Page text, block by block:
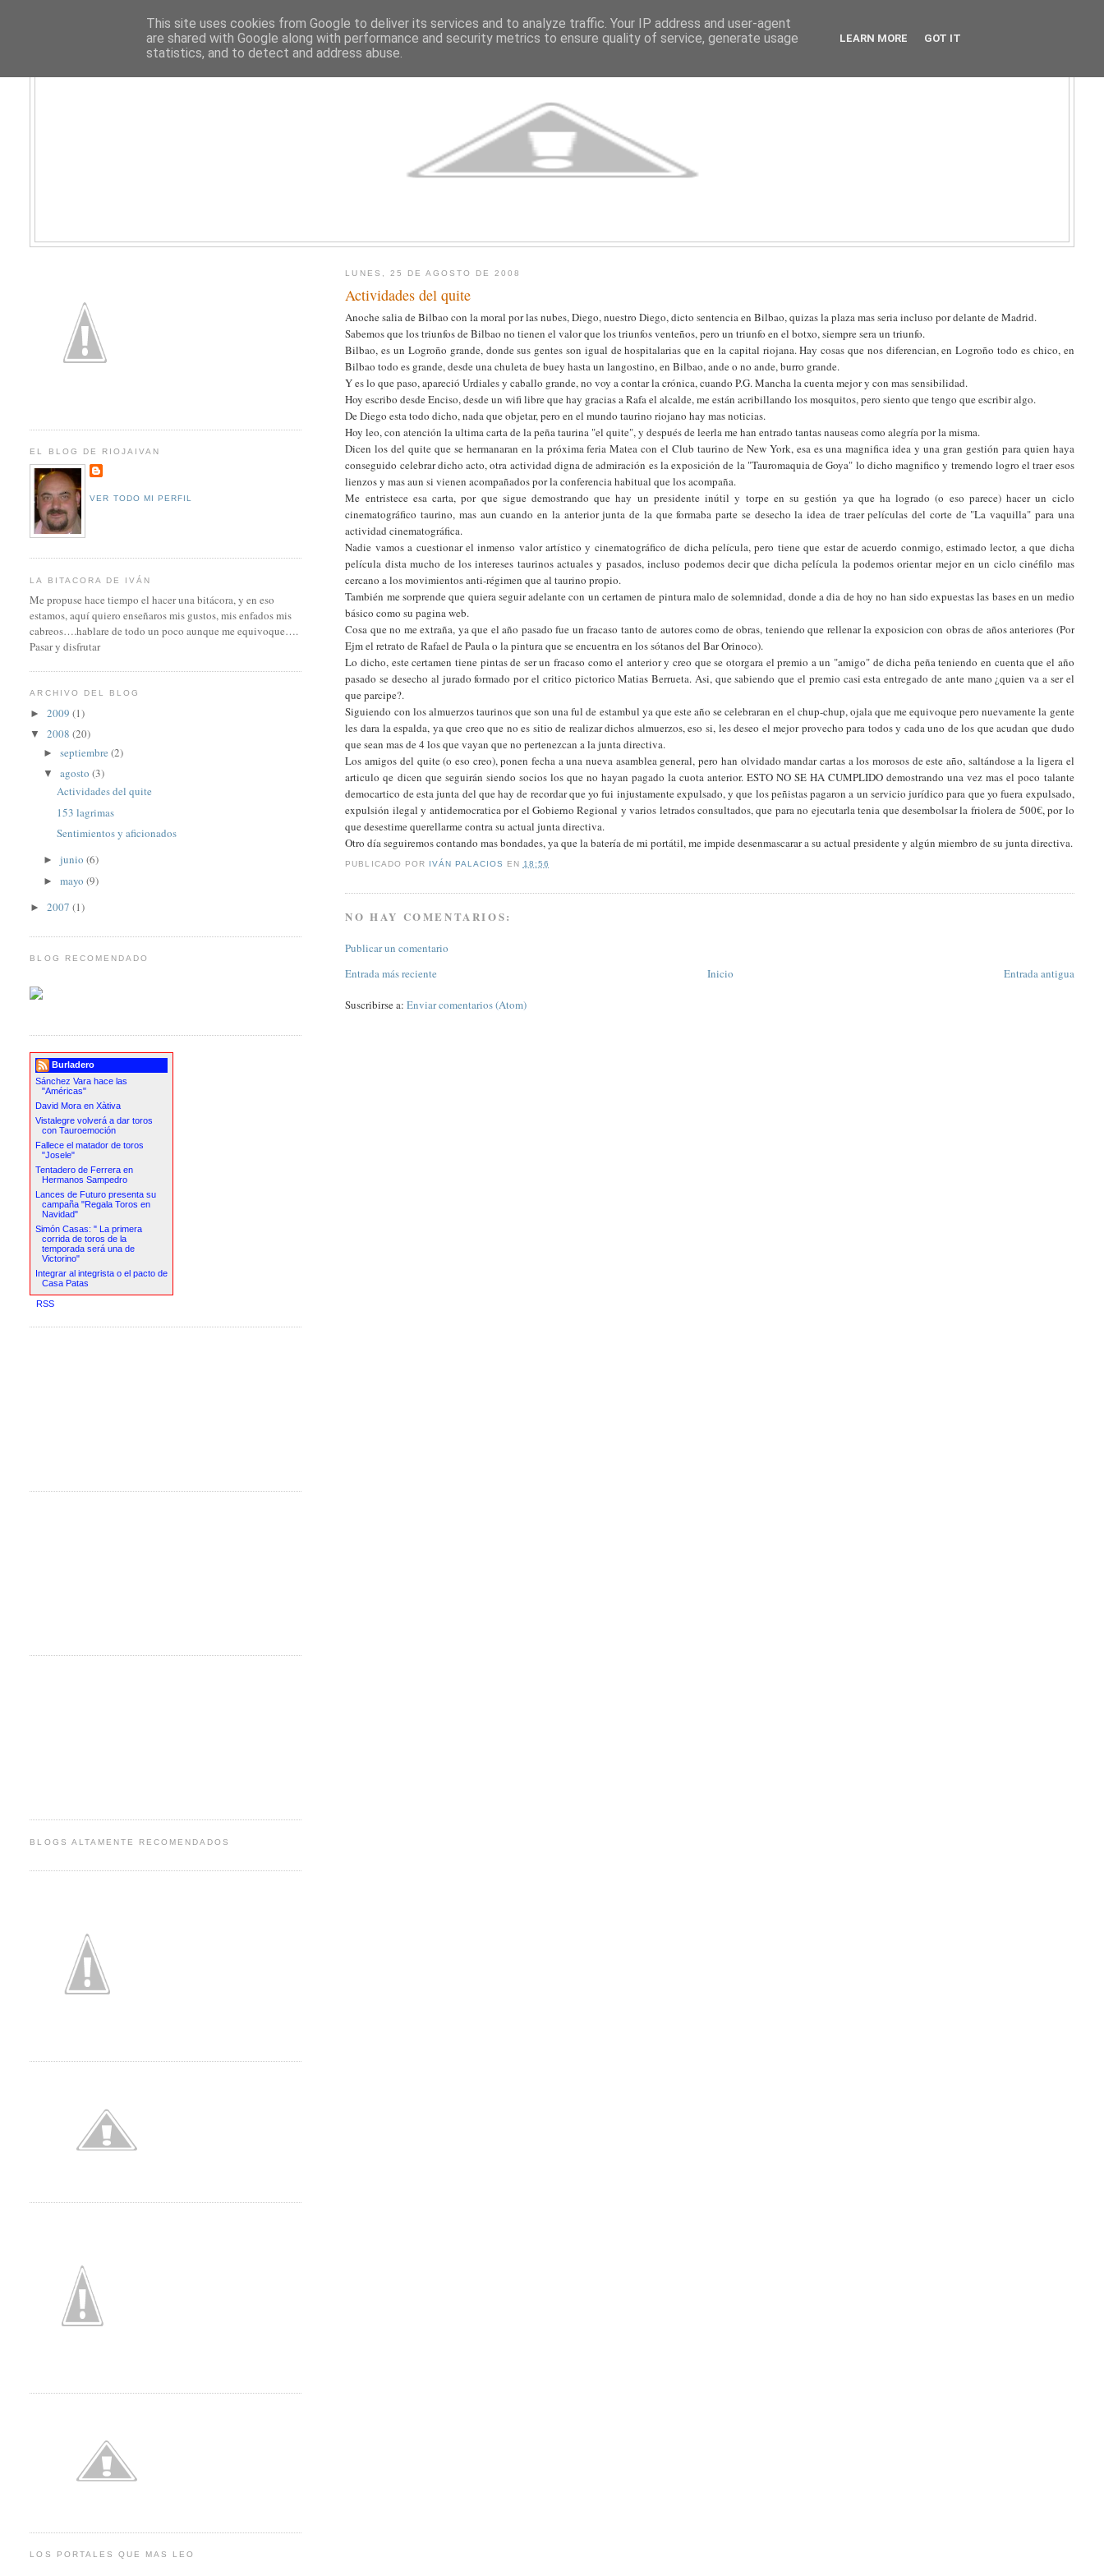
LUNES, 25 DE AGOSTO DE 2008
Actividades del quite
Anoche salia de Bilbao con la moral por las nubes, Diego, nuestro Diego, dicto sentencia en Bilbao, quizas la plaza mas seria incluso por delante de Madrid.
Sabemos que los triunfos de Bilbao no tienen el valor que los triunfos venteños, pero un triunfo en el botxo, siempre sera un triunfo.
Bilbao, es un Logroño grande, donde sus gentes son igual de hospitalarias que en la capital riojana. Hay cosas que nos diferencian, en Logroño todo es chico, en
Bilbao todo es grande, desde una chuleta de buey hasta un langostino, en Bilbao, ande o no ande, burro grande.
Y es lo que paso, apareció Urdiales y caballo grande, no voy a contar la crónica, cuando P.G. Mancha la cuenta mejor y con mas sensibilidad.
Hoy escribo desde Enciso, desde un wifi libre que hay gracias a Rafa el alcalde, me están acribillando los mosquitos, pero siento que tengo que escribir algo.
De Diego esta todo dicho, nada que objetar, pero en el mundo taurino riojano hay mas noticias.
Hoy leo, con atención la ultima carta de la peña taurina "el quite", y después de leerla me han entrado tantas nauseas como alegría por la misma.
Dicen los del quite que se hermanaran en la próxima feria Matea con el Club taurino de New York, esa es una magnifica idea y una gran gestión para quien haya
conseguido celebrar dicho acto, otra actividad digna de admiración es la exposición de la "Tauromaquia de Goya" lo dicho magnifico y tremendo logro el traer esos
lienzos y mas aun si vienen acompañados por la conferencia habitual que los acompaña.
Me entristece esa carta, por que sigue demostrando que hay un presidente inútil y torpe en su gestión ya que ha logrado (o eso parece) hacer un ciclo
cinematográfico taurino, mas aun cuando en la anterior junta de la que formaba parte se desecho la idea de traer películas del corte de "La vaquilla" para una
actividad cinematográfica.
Nadie vamos a cuestionar el inmenso valor artístico y cinematográfico de dicha película, pero tiene que estar de acuerdo conmigo, estimado lector, a que dicha
película dista mucho de los intereses taurinos actuales y pasados, incluso podemos decir que dicha película la podemos orientar mejor en un ciclo cinéfilo mas
cercano a los movimientos anti-régimen que al taurino propio.
También me sorprende que quiera seguir adelante con un certamen de pintura malo de solemnidad, donde a dia de hoy no han sido expuestas las bases en un medio
básico como su pagina web.
Cosa que no me extraña, ya que el año pasado fue un fracaso tanto de autores como de obras, teniendo que rellenar la exposicion con obras de años anteriores (Por
Ejm el retrato de Rafael de Paula o la pintura que se encuentra en los sótanos del Bar Orinoco).
Lo dicho, este certamen tiene pintas de ser un fracaso como el anterior y creo que se otorgara el premio a un "amigo" de dicha peña teniendo en cuenta que el año
pasado se desecho al jurado formado por el critico pictorico Matias Berrueta. Asi, que sabiendo que el premio casi esta entregado de ante mano ¿quien va a ser el
que parcipe?.
Siguiendo con los almuerzos taurinos que son una ful de estambul ya que este año se celebraran en el chup-chup, ojala que me equivoque pero nuevamente la gente
les dara la espalda, ya que creo que no es sitio de realizar dichos almuerzos, eso si, les deseo el mejor provecho para todos y cada uno de los que acudan que dudo
que sean mas de 4 los que vayan que no pertenezcan a la junta directiva.
Los amigos del quite (o eso creo), ponen fecha a una nueva asamblea general, pero han olvidado mandar cartas a los morosos de este año, saltándose a la ligera el
articulo qe dicen que seguirán siendo socios los que no hayan pagado la cuota anterior. ESTO NO SE HA CUMPLIDO demostrando una vez mas el poco talante
democartico de esta junta del que hay de recordar que yo fui injustamente expulsado, y que los peñistas pagaron a un servicio jurídico para que yo fuera expulsado,
expulsión ilegal y antidemocratica por el Gobierno Regional y varios letrados consultados, que para no ejecutarla tenia que desembolsar la friolera de 500€, por lo
que desestime querellarme contra su actual junta directiva.
Otro día seguiremos contando mas bondades, ya que la batería de mi portátil, me impide desenmascarar a su actual presidente y algún miembro de su junta directiva.
PUBLICADO POR IVÁN PALACIOS EN 18:56
NO HAY COMENTARIOS:
Publicar un comentario
Entrada más reciente
Entrada antigua
Inicio
Suscribirse a:Enviar comentarios (Atom)
EL BLOG DE RIOJAIVAN
VER TODO MI PERFIL
LA BITACORA DE IVÁN
Me propuse hace tiempo el hacer una bitácora, y en eso
estamos, aquí quiero enseñaros mis gustos, mis enfados mis
cabreos….hablare de todo un poco aunque me equivoque….
Pasar y disfrutar
ARCHIVO DEL BLOG
►2009(1)
▼2008(20)
►septiembre(2)
▼agosto(3)
Actividades del quite
153 lagrimas
Sentimientos y aficionados
►junio(6)
►mayo(9)
►2007(1)
BLOG RECOMENDADO
Burladero
Sánchez Vara hace las
"Américas"
David Mora en Xàtiva
Vistalegre volverá a dar toros
con Tauroemoción
Fallece el matador de toros
"Josele"
Tentadero de Ferrera en
Hermanos Sampedro
Lances de Futuro presenta su
campaña "Regala Toros en
Navidad"
Simón Casas: " La primera
corrida de toros de la
temporada será una de
Victorino"
Integrar al integrista o el pacto de
Casa Patas
RSS
BLOGS ALTAMENTE RECOMENDADOS
LOS PORTALES QUE MAS LEO
This site uses cookies from Google to deliver its services and to analyze traffic. Your IP address and user-agent
are shared with Google along with performance and security metrics to ensure quality of service, generate usage
statistics, and to detect and address abuse.
LEARN MORE GOT IT